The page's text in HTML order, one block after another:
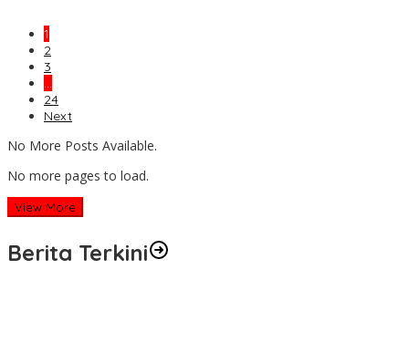
1
2
3
…
24
Next
No More Posts Available.
No more pages to load.
View More
Berita Terkini